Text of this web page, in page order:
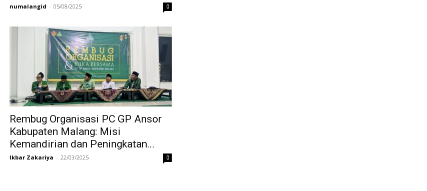
numalangid - 05/08/2025 0
Rembug Organisasi PC GP Ansor
Kabupaten Malang: Misi
Kemandirian dan Peningkatan...
Ikbar Zakariya - 22/03/2025 0